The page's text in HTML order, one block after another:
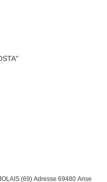
(69) Adresse 69480 Anse